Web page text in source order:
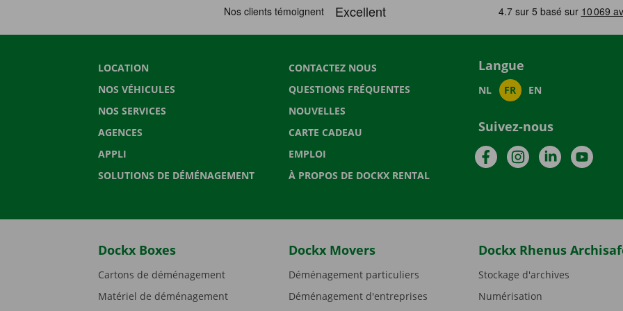
LOCATION
NOS VÉHICULES
NOS SERVICES
AGENCES
APPLI
SOLUTIONS DE DÉMÉNAGEMENT
CONTACTEZ NOUS
QUESTIONS FRÉQUENTES
NOUVELLES
CARTE CADEAU
EMPLOI
À PROPOS DE DOCKX RENTAL
Langue
NL FR EN
Suivez-nous
FacebookInstagramLinkedIn
Dockx Boxes
Cartons de déménagement
Matériel de déménagement
Dockx Movers
Déménagement particuliers
Déménagement d'entreprises
Dockx Rhenus
Stockage d'archives
Numérisation